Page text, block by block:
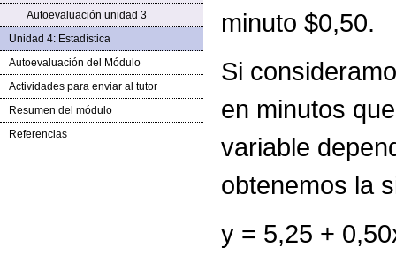
Autoevaluación unidad 3
Unidad 4: Estadística
Autoevaluación del Módulo
Actividades para enviar al tutor
Resumen del módulo
Referencias
minuto $0,50.
Si
en minutos
variable
obtenemos la
y = 5,25 +